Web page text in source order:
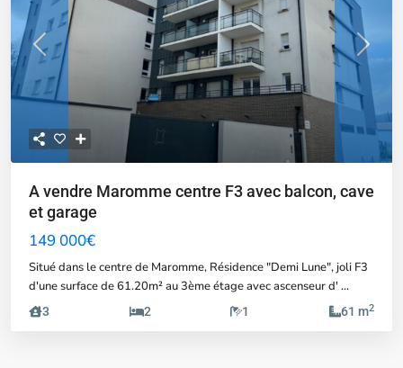
Previous Next
A vendre Maromme centre F3 avec balcon, cave
et garage
149 000€
Situé dans le centre de Maromme, Résidence "Demi Lune", joli F3
d'une surface de 61.20m² au 3ème étage avec ascenseur d'...
3 2 1 61 m2